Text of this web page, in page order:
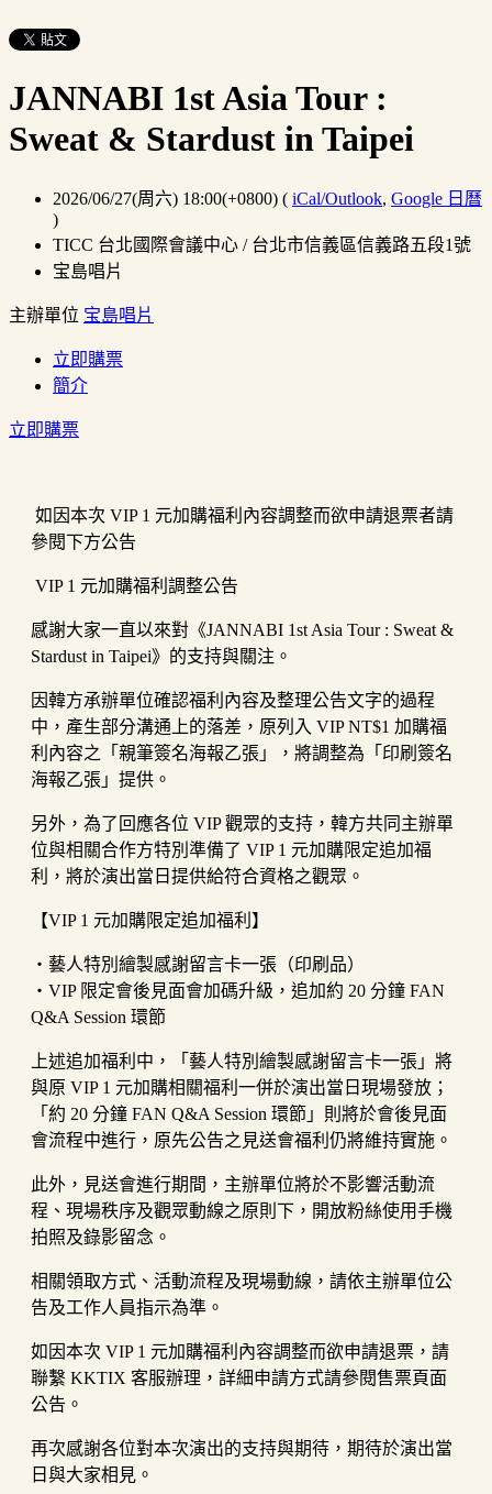
JANNABI 1st Asia Tour :
Sweat & Stardust in Taipei
2026/06/27(周六) 18:00(+0800) ( iCal/Outlook, Google 日曆
)
TICC 台北國際會議中心 / 台北市信義區信義路五段1號
宝島唱片
主辦單位 宝島唱片
立即購票
簡介
立即購票
如因本次 VIP 1 元加購福利內容調整而欲申請退票者請
參閱下方公告
VIP 1 元加購福利調整公告
感謝大家一直以來對《JANNABI 1st Asia Tour : Sweat &
Stardust in Taipei》的支持與關注。
因韓方承辦單位確認福利內容及整理公告文字的過程
中，產生部分溝通上的落差，原列入 VIP NT$1 加購福
利內容之「親筆簽名海報乙張」，將調整為「印刷簽名
海報乙張」提供。
另外，為了回應各位 VIP 觀眾的支持，韓方共同主辦單
位與相關合作方特別準備了 VIP 1 元加購限定追加福
利，將於演出當日提供給符合資格之觀眾。
【VIP 1 元加購限定追加福利】
・藝人特別繪製感謝留言卡一張（印刷品）
・VIP 限定會後見面會加碼升級，追加約 20 分鐘 FAN
Q&A Session 環節
上述追加福利中，「藝人特別繪製感謝留言卡一張」將
與原 VIP 1 元加購相關福利一併於演出當日現場發放；
「約 20 分鐘 FAN Q&A Session 環節」則將於會後見面
會流程中進行，原先公告之見送會福利仍將維持實施。
此外，見送會進行期間，主辦單位將於不影響活動流
程、現場秩序及觀眾動線之原則下，開放粉絲使用手機
拍照及錄影留念。
相關領取方式、活動流程及現場動線，請依主辦單位公
告及工作人員指示為準。
如因本次 VIP 1 元加購福利內容調整而欲申請退票，請
聯繫 KKTIX 客服辦理，詳細申請方式請參閱售票頁面
公告。
再次感謝各位對本次演出的支持與期待，期待於演出當
日與大家相見。